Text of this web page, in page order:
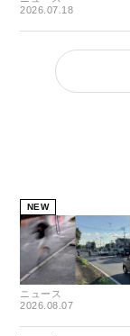
2026.07.18
NEW
ニュース
2026.08.07